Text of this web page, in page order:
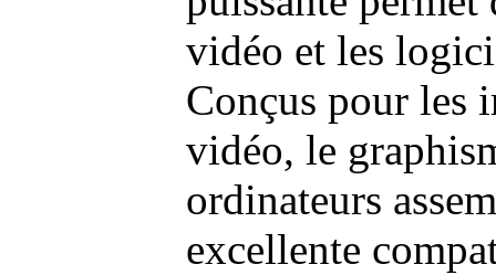
vidéo et les
Conçus pour les
vidéo, le
ordinateurs
excellente